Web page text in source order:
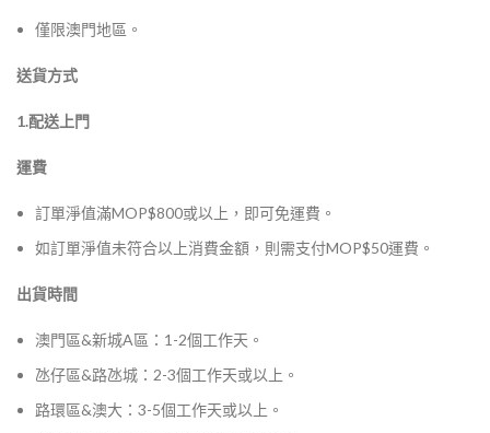
僅限澳門地區。
送貨方式
1.配送上門
運費
訂單淨值滿MOP$800或以上，即可免運費。
如訂單淨值未符合以上消費金額，則需支付MOP$50運費。
出貨時間
澳門區&新城A區：1-2個工作天。
氹仔區&路氹城：2-3個工作天或以上。
路環區&澳大：3-5個工作天或以上。